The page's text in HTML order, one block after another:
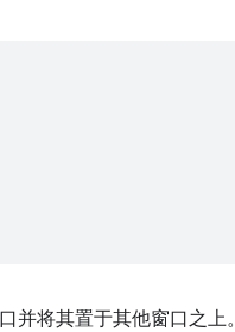
将其置于其他窗口之上。